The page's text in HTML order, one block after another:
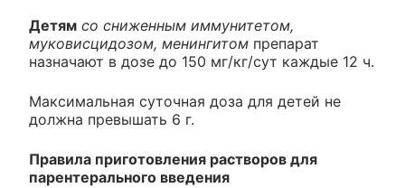
Детям со сниженным иммунитетом,
муковисцидозом, менингитом препарат
назначают в дозе до 150 мг/кг/сут каждые 12 ч.
Максимальная суточная доза для детей не
должна превышать 6 г.
Правила приготовления растворов для
парентерального введения